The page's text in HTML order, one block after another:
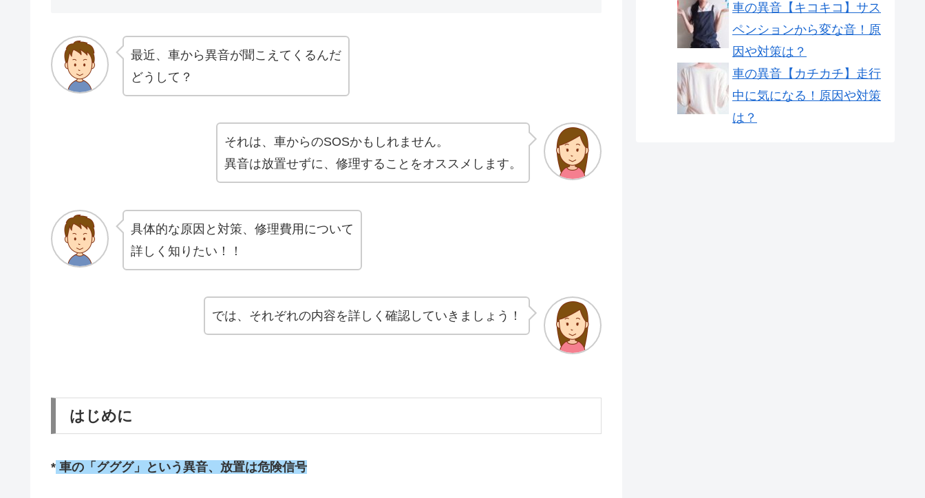
最近、車から異音が聞こえてくるんだ
どうして？
それは、車からのSOSかもしれません。
異音は放置せずに、修理することをオススメします。
具体的な原因と対策、修理費用について
詳しく知りたい！！
では、それぞれの内容を詳しく確認していきましょう！
はじめに
* 車の「グググ」という異音、放置は危険信号
車の異音【キコキコ】サス
ペンションから変な音！原
因や対策は？
車の異音【カチカチ】走行
中に気になる！原因や対策
は？